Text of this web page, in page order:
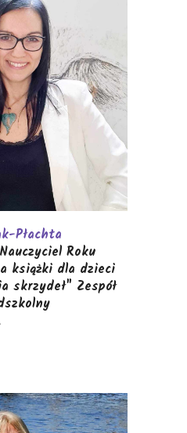
Płachta
Roku
książki dla dzieci
skrzydeł" Zespół